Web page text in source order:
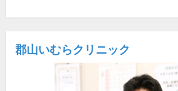
郡山いむらクリニック